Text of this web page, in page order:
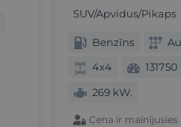
SUV/Apvidus/Pikaps
Benzīns
4x4
131750
269 kW.
Cena ir mainījusies